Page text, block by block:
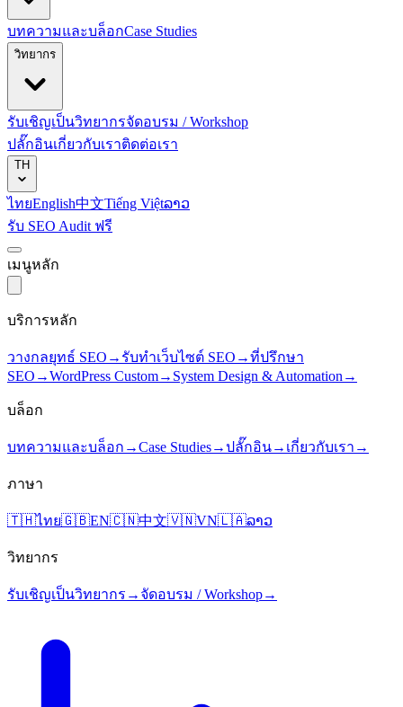
บทความและบล็อกCase Studies
วิทยากร
รับเชิญเป็นวิทยากรจัดอบรม / Workshop
ปลั๊กอินเกี่ยวกับเราติดต่อเรา
TH
ไทยEnglish中文Tiếng Việtລາວ
รับ SEO Audit ฟรี
เมนูหลัก
บริการหลัก
วางกลยุทธ์ SEO → รับทำเว็บไซต์ SEO →ที่ปรึกษา
SEO →WordPress Custom→ System Design & Automation →
บล็อก
บทความและบล็อก →Case Studies→ปลั๊กอิน→ เกี่ยวกับเรา →
ภาษา
🇹🇭ไทย🇬🇧EN🇨🇳中文🇻🇳VN🇱🇦ລາວ
วิทยากร
รับเชิญเป็นวิทยากร → จัดอบรม / Workshop→